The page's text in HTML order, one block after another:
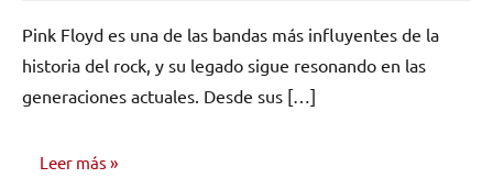
comentarios
Pink Floyd es una de las bandas más influyentes de la
historia del rock, y su legado sigue resonando en las
generaciones actuales. Desde sus […]
Leer más